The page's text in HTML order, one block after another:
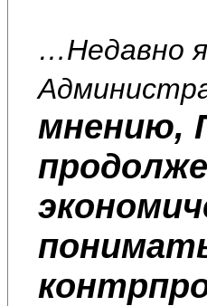
…Недавно я
мнению,